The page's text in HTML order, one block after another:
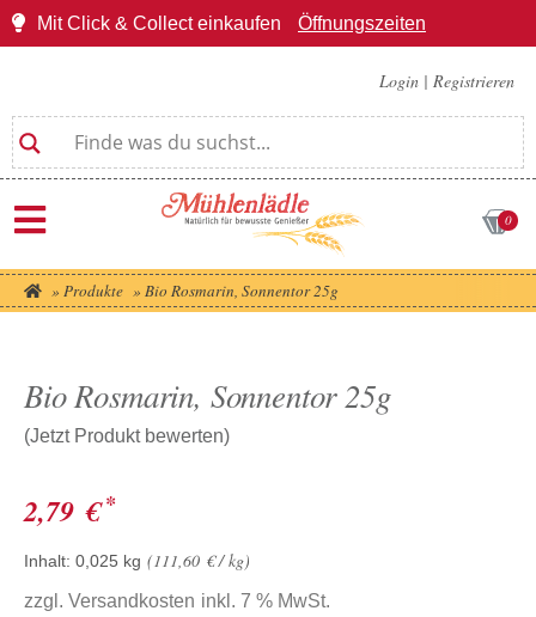
Mit Click & Collect einkaufen Öffnungszeiten
Login | Registrieren
0
» Produkte » Bio Rosmarin, Sonnentor 25g
Bio Rosmarin, Sonnentor 25g
(Jetzt Produkt bewerten)
2,79 € *
Inhalt: 0,025 kg 111,60 €/kg
zzgl. Versandkosten inkl. 7 % MwSt.